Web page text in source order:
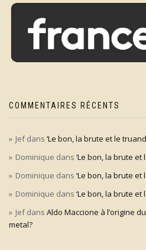
COMMENTAIRES RÉCENTS
Jefdans ‘Le bon, la brute et le
Dominique dans ‘Le bon, la brute
Dominique dans ‘Le bon, la brute
Dominique dans ‘Le bon, la brute
Jefdans Aldo Maccione à l’origine
metal?